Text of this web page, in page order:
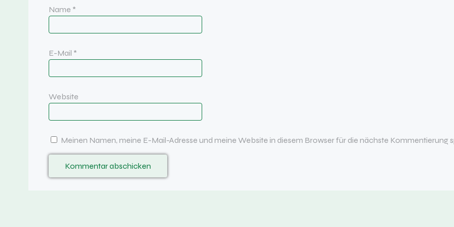
Name *
E-Mail *
Website
Meinen Namen, meine E-Mail-Adresse und meine Website in diesem Browser für die nächste Kommentierung